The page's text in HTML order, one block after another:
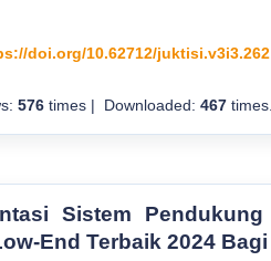
doi.org/10.62712/juktisi.v3i3.262
576times | Downloaded: 467times.
Sistem
End Terbaik 2024